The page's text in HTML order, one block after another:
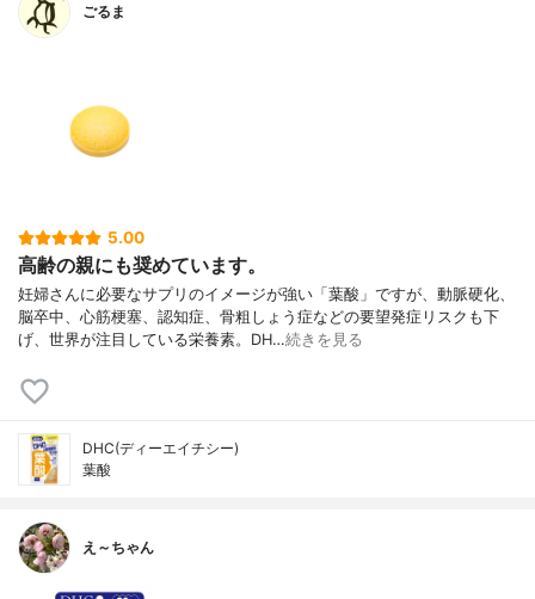
ごるま
5.00
高齢の親にも奨めています。
妊婦さんに必要なサプリのイメージが強い「葉酸」ですが、動脈硬化、
脳卒中、心筋梗塞、認知症、骨粗しょう症などの要望発症リスクも下
げ、世界が注目している栄養素。DH…続きを見る
DHC(ディーエイチシー)
葉酸
え～ちゃん